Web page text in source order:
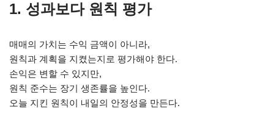
1. 성과보다 원칙 평가
매매의 가치는 수익 금액이 아니라,
원칙과 계획을 지켰는지로 평가해야 한다.
손익은 변할 수 있지만,
원칙 준수는 장기 생존률을 높인다.
오늘 지킨 원칙이 내일의 안정성을 만든다.